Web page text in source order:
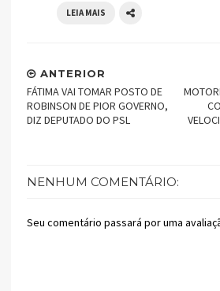
LEIA MAIS
ANTERIOR
FÁTIMA VAI TOMAR POSTO DE
ROBINSON DE PIOR GOVERNO,
DIZ DEPUTADO DO PSL
NENHUM COMENTÁRIO:
Seu comentário passará por uma